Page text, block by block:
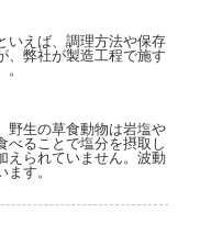
いえば、調理方法や保存
、弊社が製造工程で施す
野生の草食動物は岩塩や
べることで塩分を摂取し
えられていません。波動
す。